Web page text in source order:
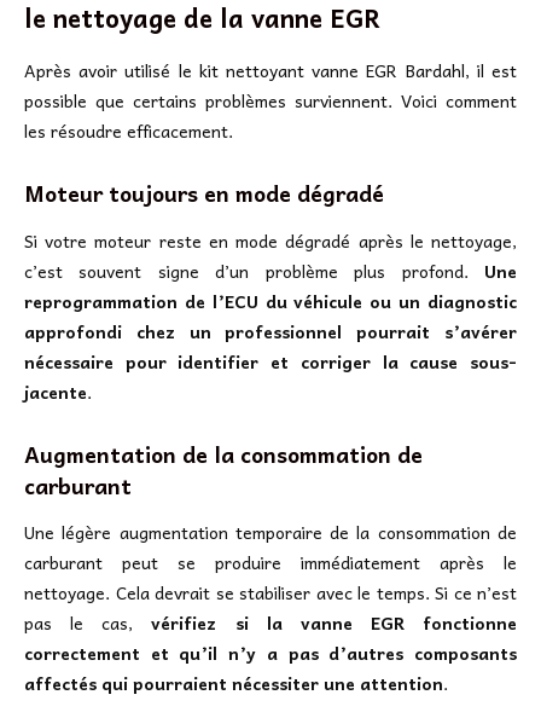
le nettoyage de la vanne EGR
Après avoir utilisé le kit nettoyant vanne EGR Bardahl, il est
possible que certains problèmes surviennent. Voici comment
les résoudre efficacement.
Moteur toujours en mode dégradé
Si votre moteur reste en mode dégradé après le nettoyage,
c’est souvent signe d’un problème plus profond. Une
reprogrammation de l’ECU du véhicule ou un diagnostic
approfondi chez un professionnel pourrait s’avérer
nécessaire pour identifier et corriger la cause sous-
jacente.
Augmentation de la consommation de
carburant
Une légère augmentation temporaire de la consommation de
carburant peut se produire immédiatement après le
nettoyage. Cela devrait se stabiliser avec le temps. Si ce n’est
pas le cas,vérifiez si la vanne EGR fonctionne
correctement et qu’il n’y a pas d’autres composants
affectés qui pourraient nécessiter une attention.